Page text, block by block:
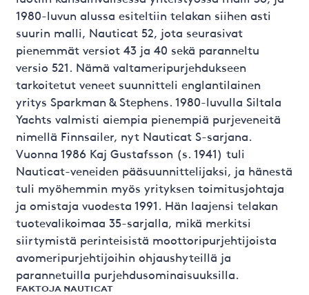
1980-luvun alussa esiteltiin telakan siihen asti
suurin malli, Nauticat 52, jota seurasivat
pienemmät versiot 43 ja 40 sekä paranneltu
versio 521. Nämä valtameripurjehdukseen
tarkoitetut veneet suunnitteli englantilainen
yritys Sparkman & Stephens. 1980-luvulla Siltala
Yachts valmisti aiempia pienempiä purjeveneitä
nimellä Finnsailer, nyt Nauticat S-sarjana.
Vuonna 1986 Kaj Gustafsson (s. 1941) tuli
Nauticat-veneiden pääsuunnittelijaksi, ja hänestä
tuli myöhemmin myös yrityksen toimitusjohtaja
ja omistaja vuodesta 1991. Hän laajensi telakan
tuotevalikoimaa 35-sarjalla, mikä merkitsi
siirtymistä perinteisistä moottoripurjehtijoista
avomeripurjehtijoihin ohjaushyteillä ja
parannetuilla purjehdusominaisuuksilla.
FAKTOJA NAUTICAT